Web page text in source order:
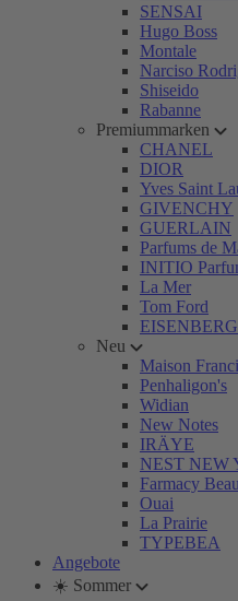
SENSAI
Hugo Boss
Montale
Narciso
Shiseido
Rabanne
Premiummarken
CHANEL
DIOR
Yves Saint
GIVENCHY
GUERLAIN
Parfums de
INITIO
La Mer
Tom Ford
EISENBERG
Neu
Maison
Penhaligon's
Widian
New Notes
IRÄYE
NEST NEW
Farmacy
Ouai
La Prairie
TYPEBEA
Angebote
☀️ Sommer